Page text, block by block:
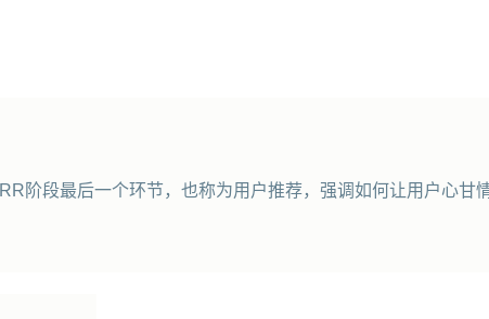
阶段最后一个环节，也称为用户推荐，强调如何让用户心甘